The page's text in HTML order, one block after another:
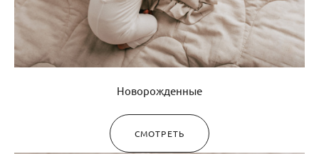
Новорожденные
СМОТРЕТЬ